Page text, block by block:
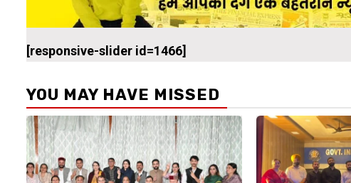
[responsive-slider id=1466]
YOU MAY HAVE MISSED